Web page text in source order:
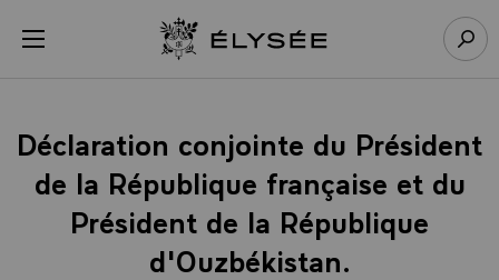
menu Retour à l’accueil Élysée
Déclaration conjointe du Président
de la République française et du
Président de la République
d'Ouzbékistan.
Panneau de gestion des cookies